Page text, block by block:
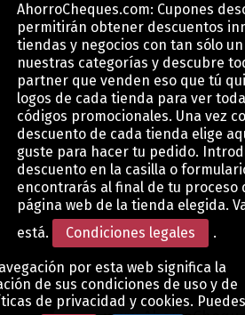
AhorroCheques.com: Cupones
permitirán obtener descuentos
tiendas y negocios con tan sólo
nuestras categorías y descubre
partner que venden eso que tú
logos de cada tienda para ver
códigos promocionales. Una vez
descuento de cada tienda elige
guste para hacer tu pedido.
descuento en la casilla o
encontrarás al final de tu proceso
página web de la tienda elegida.
está.
Condiciones legales .
por esta web significa la
de sus condiciones de uso y de
de privacidad y cookies. Puedes